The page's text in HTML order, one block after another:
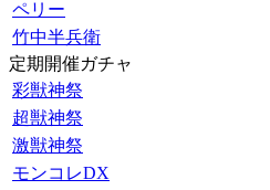
ペリー
竹中半兵衛
定期開催ガチャ
彩獣神祭
超獣神祭
激獣神祭
モンコレDX